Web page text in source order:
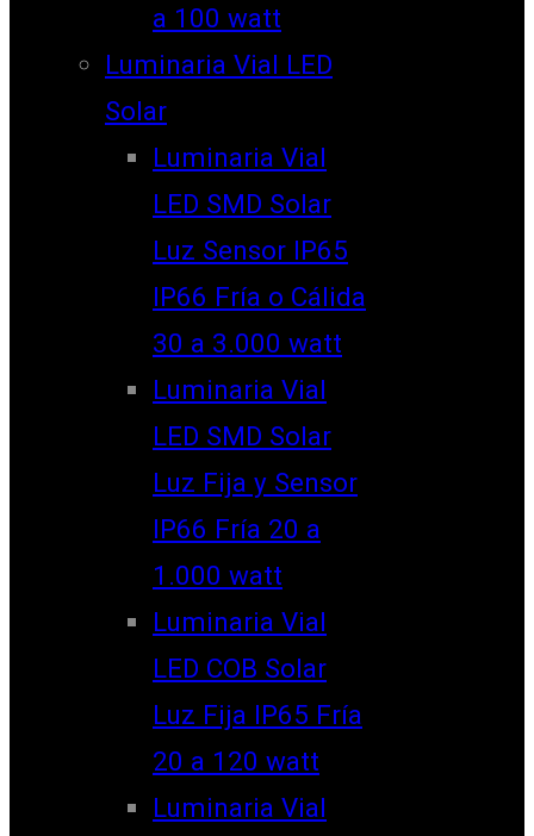
a 100 watt
Luminaria Vial LED
Solar
Luminaria Vial
LED SMD Solar
Luz Sensor IP65
IP66 Fría o Cálida
30 a 3.000 watt
Luminaria Vial
LED SMD Solar
Luz Fija y Sensor
IP66 Fría 20 a
1.000 watt
Luminaria Vial
LED COB Solar
Luz Fija IP65 Fría
20 a 120 watt
Luminaria Vial